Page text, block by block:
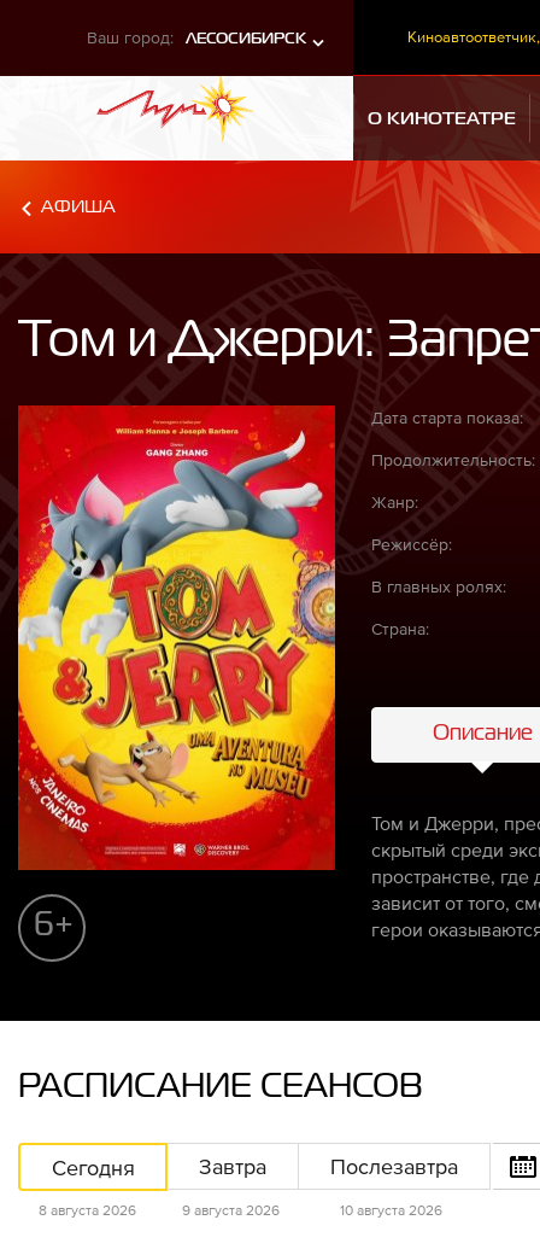
Ваш город: ЛЕСОСИБИРСК Киноавтоответчик,
О КИНОТЕАТРЕ
АФИША
Том и Джерри:
6+
Дата старта показа:
Продолжительность:
Жанр:
Режиссёр:
В главных ролях:
Страна:
Описание
Том и Джерри,
скрытый среди
пространстве,
зависит от того,
герои
РАСПИСАНИЕ СЕАНСОВ
Сегодня
8 августа 2026
Завтра
9 августа 2026
Послезавтра
10 августа 2026